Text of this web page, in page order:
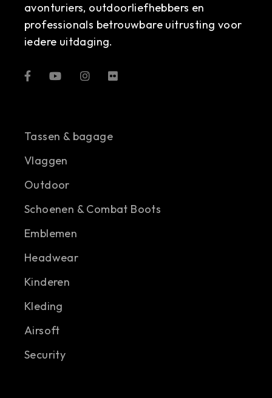
avonturiers, outdoorliefhebbers en
professionals betrouwbare uitrusting voor
iedere uitdaging.
Tassen & bagage
Vlaggen
Outdoor
Schoenen & Combat Boots
Emblemen
Headwear
Kinderen
Kleding
Airsoft
Security